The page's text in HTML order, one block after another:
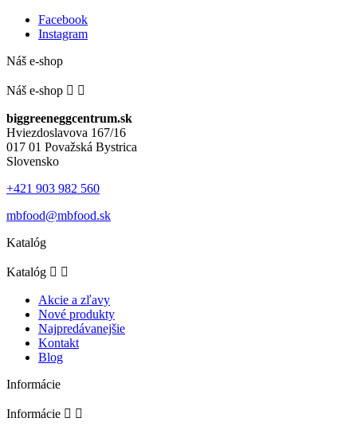
Facebook
Instagram
Náš e-shop
Náš e-shop  
biggreeneggcentrum.sk
Hviezdoslavova 167/16
017 01 Považská Bystrica
Slovensko
+421 903 982 560
mbfood@mbfood.sk
Katalóg
Katalóg  
Akcie a zľavy
Nové produkty
Najpredávanejšie
Kontakt
Blog
Informácie
Informácie  